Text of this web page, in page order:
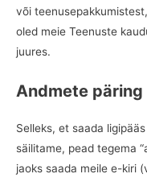
või
oled meie Teenuste
juures.
Andmete päring
Selleks, et saada
säilitame, pead tegema
jaoks saada meile e-kiri